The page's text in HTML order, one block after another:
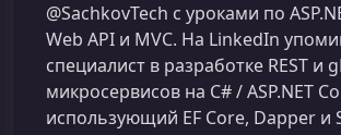
@SachkovTech с уроками по
Web API и MVC. На LinkedIn
специалист в разработке REST и
микросервисов на C# / ASP.NET
использующий EF Core, Dapper и